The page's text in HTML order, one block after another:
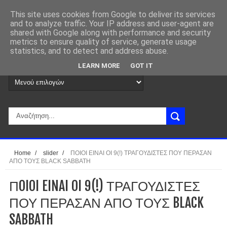
Home / slider /
ΠOIOI EINAI OI 9(!) ΤΡΑΓΟΥΔΙΣΤΕΣ ΠΟΥ ΠΕΡΑΣΑΝ
ΑΠΟ ΤΟΥΣ BLACK SABBATH
ΠOIOI EINAI OI 9(!) ΤΡΑΓΟΥΔΙΣΤΕΣ
ΠΟΥ ΠΕΡΑΣΑΝ ΑΠΟ ΤΟΥΣ BLACK
SABBATH
This site uses cookies from Google to deliver its services
and to analyze traffic. Your IP address and user-agent are
shared with Google along with performance and security
metrics to ensure quality of service, generate usage
statistics, and to detect and address abuse.
LEARN MORE GOT IT